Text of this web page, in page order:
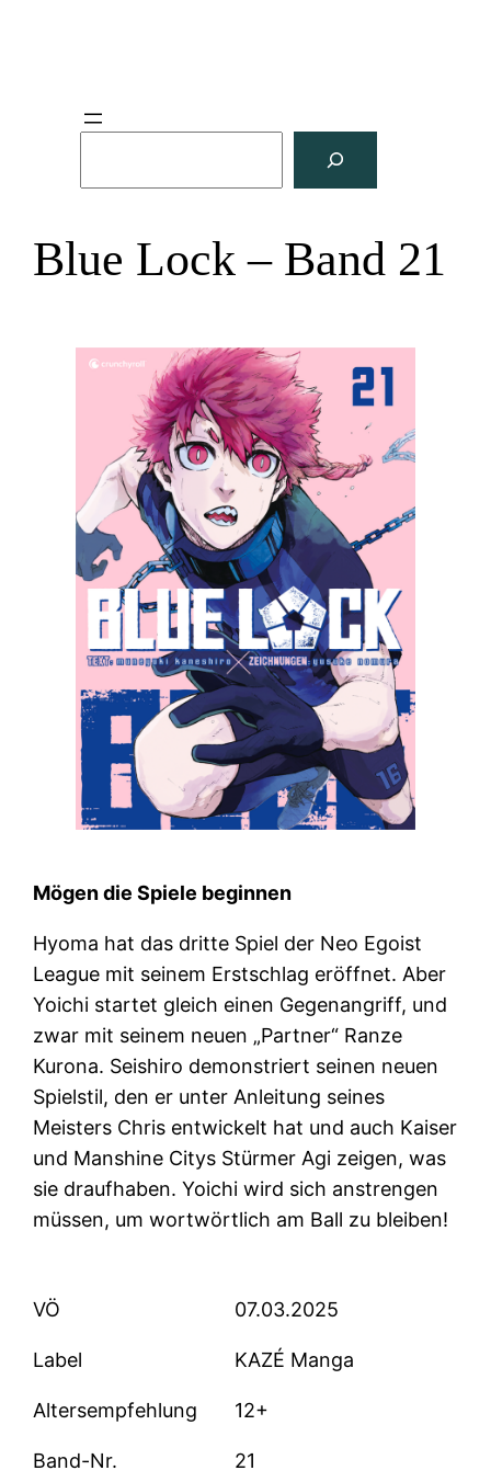
e
Blue Lock – Band 21
Mögen die Spiele beginnen
Hyoma hat das dritte Spiel der Neo Egoist
League mit seinem Erstschlag eröffnet. Aber
Yoichi startet gleich einen Gegenangriff, und
zwar mit seinem neuen „Partner“ Ranze
Kurona. Seishiro demonstriert seinen neuen
Spielstil, den er unter Anleitung seines
Meisters Chris entwickelt hat und auch Kaiser
und Manshine Citys Stürmer Agi zeigen, was
sie draufhaben. Yoichi wird sich anstrengen
müssen, um wortwörtlich am Ball zu bleiben!
VÖ 07.03.2025
Label KAZÉ Manga
Altersempfehlung 12+
Band-Nr. 21